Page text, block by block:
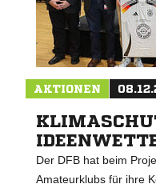
AKTIONEN
Der DFB hat beim
Amateurklubs für ihre